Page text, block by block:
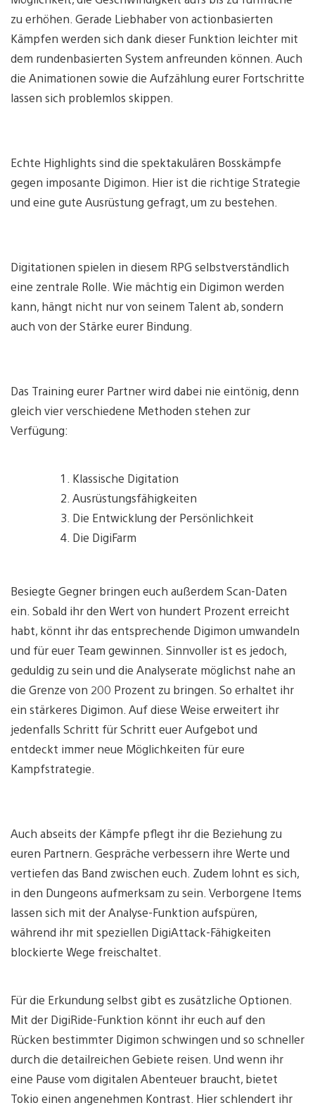
zu erhöhen. Gerade Liebhaber von actionbasierten
Kämpfen werden sich dank dieser Funktion leichter mit
dem rundenbasierten System anfreunden können. Auch
die Animationen sowie die Aufzählung eurer Fortschritte
lassen sich problemlos skippen.
Echte Highlights sind die spektakulären Bosskämpfe
gegen imposante Digimon. Hier ist die richtige Strategie
und eine gute Ausrüstung gefragt, um zu bestehen.
Digitationen spielen in diesem RPG selbstverständlich
eine zentrale Rolle. Wie mächtig ein Digimon werden
kann, hängt nicht nur von seinem Talent ab, sondern
auch von der Stärke eurer Bindung.
Das Training eurer Partner wird dabei nie eintönig, denn
gleich vier verschiedene Methoden stehen zur
Verfügung:
Klassische Digitation
Ausrüstungsfähigkeiten
Die Entwicklung der Persönlichkeit
Die DigiFarm
Besiegte Gegner bringen euch außerdem Scan-Daten
ein. Sobald ihr den Wert von hundert Prozent erreicht
habt, könnt ihr das entsprechende Digimon umwandeln
und für euer Team gewinnen. Sinnvoller ist es jedoch,
geduldig zu sein und die Analyserate möglichst nahe an
die Grenze von 200 Prozent zu bringen. So erhaltet ihr
ein stärkeres Digimon. Auf diese Weise erweitert ihr
jedenfalls Schritt für Schritt euer Aufgebot und
entdeckt immer neue Möglichkeiten für eure
Kampfstrategie.
Auch abseits der Kämpfe pflegt ihr die Beziehung zu
euren Partnern. Gespräche verbessern ihre Werte und
vertiefen das Band zwischen euch. Zudem lohnt es sich,
in den Dungeons aufmerksam zu sein. Verborgene Items
lassen sich mit der Analyse-Funktion aufspüren,
während ihr mit speziellen DigiAttack-Fähigkeiten
blockierte Wege freischaltet.
Für die Erkundung selbst gibt es zusätzliche Optionen.
Mit der DigiRide-Funktion könnt ihr euch auf den
Rücken bestimmter Digimon schwingen und so schneller
durch die detailreichen Gebiete reisen. Und wenn ihr
eine Pause vom digitalen Abenteuer braucht, bietet
Tokio einen angenehmen Kontrast. Hier schlendert ihr